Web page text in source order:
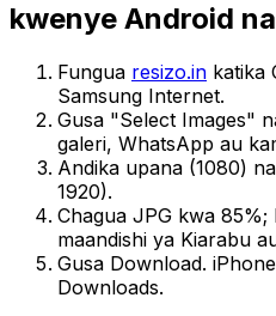
kwenye Android
Fungua resizo.in katika
Samsung Internet.
Gusa "Select Images"
galeri, WhatsApp au
Andika upana (1080)
1920).
Chagua JPG kwa 85%;
maandishi ya Kiarabu
Gusa Download.
Downloads.